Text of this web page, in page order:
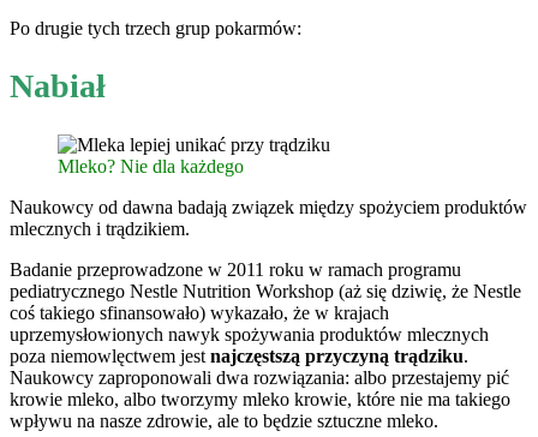
Po drugie tych trzech grup pokarmów:
Nabiał
Mleko? Nie dla każdego
Naukowcy od dawna badają związek między spożyciem produktów
mlecznych i trądzikiem.
Badanie przeprowadzone w 2011 roku w ramach programu
pediatrycznego Nestle Nutrition Workshop (aż się dziwię, że Nestle
coś takiego sfinansowało) wykazało, że w krajach
uprzemysłowionych nawyk spożywania produktów mlecznych
poza niemowlęctwem jest najczęstszą przyczyną trądziku.
Naukowcy zaproponowali dwa rozwiązania: albo przestajemy pić
krowie mleko, albo tworzymy mleko krowie, które nie ma takiego
wpływu na nasze zdrowie, ale to będzie sztuczne mleko.